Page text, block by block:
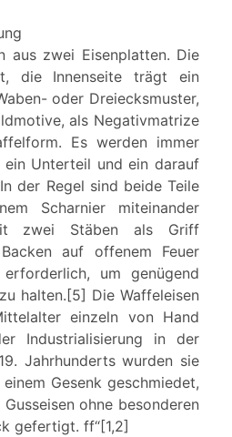
aus zwei Eisenplatten. Die
die Innenseite trägt ein
oder Dreiecksmuster,
als Negativmatrize
Es werden immer
Unterteil und ein darauf
der Regel sind beide Teile
Scharnier miteinander
zwei Stäben als Griff
auf offenem Feuer
um genügend
halten.[5] Die Waffeleisen
einzeln von Hand
Industrialisierung in der
Jahrhunderts wurden sie
Gesenk geschmiedet,
ohne besonderen
gefertigt. ff“[1,2]